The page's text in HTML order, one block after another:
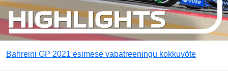
Bahreini GP 2021 esimese vabatreeningu kokkuvõte